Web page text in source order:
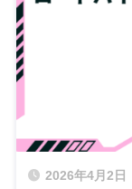
2026年4月2日